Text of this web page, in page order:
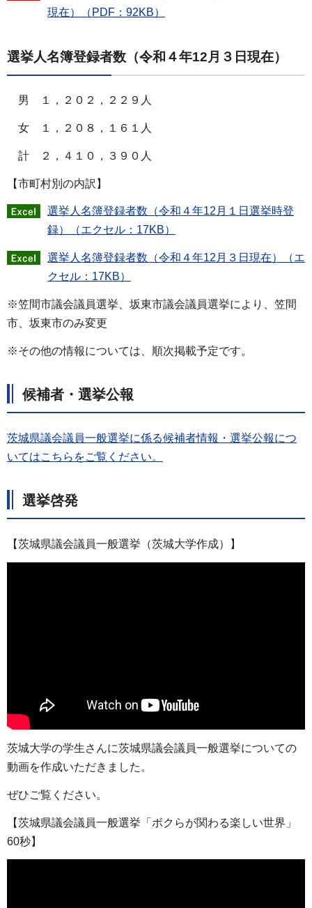
現在）（PDF：92KB）
選挙人名簿登録者数（令和４年12月３日現在）
男 １，２０２，２２９人
女 １，２０８，１６１人
計 ２，４１０，３９０人
【市町村別の内訳】
選挙人名簿登録者数（令和４年12月１日選挙時登
録）（エクセル：17KB）
選挙人名簿登録者数（令和４年12月３日現在）（エ
クセル：17KB）
※笠間市議会議員選挙、坂東市議会議員選挙により、笠間
市、坂東市のみ変更
※その他の情報については、順次掲載予定です。
候補者・選挙公報
茨城県議会議員一般選挙に係る候補者情報・選挙公報につ
いてはこちらをご覧ください。
選挙啓発
【茨城県議会議員一般選挙（茨城大学作成）】
茨城大学の学生さんに茨城県議会議員一般選挙についての
動画を作成いただきました。
ぜひご覧ください。
【茨城県議会議員一般選挙「ボクらが関わる楽しい世界」
60秒】